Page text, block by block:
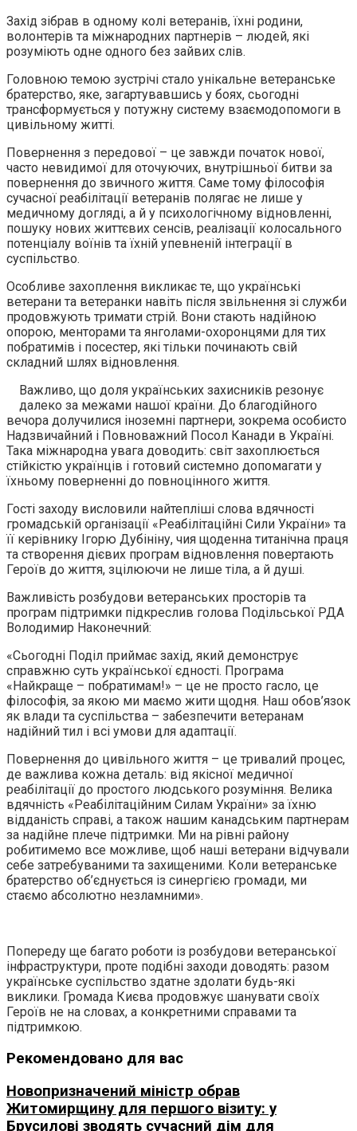
Захід зібрав в одному колі ветеранів, їхні родини,
волонтерів та міжнародних партнерів – людей, які
розуміють одне одного без зайвих слів.
Головною темою зустрічі стало унікальне ветеранське
братерство, яке, загартувавшись у боях, сьогодні
трансформується у потужну систему взаємодопомоги в
цивільному житті.
Повернення з передової – це завжди початок нової,
часто невидимої для оточуючих, внутрішньої битви за
повернення до звичного життя. Саме тому філософія
сучасної реабілітації ветеранів полягає не лише у
медичному догляді, а й у психологічному відновленні,
пошуку нових життєвих сенсів, реалізації колосального
потенціалу воїнів та їхній упевненій інтеграції в
суспільство.
Особливе захоплення викликає те, що українські
ветерани та ветеранки навіть після звільнення зі служби
продовжують тримати стрій. Вони стають надійною
опорою, менторами та янголами-охоронцями для тих
побратимів і посестер, які тільки починають свій
складний шлях відновлення.
Важливо, що доля українських захисників резонує
далеко за межами нашої країни. До благодійного
вечора долучилися іноземні партнери, зокрема особисто
Надзвичайний і Повноважний Посол Канади в Україні.
Така міжнародна увага доводить: світ захоплюється
стійкістю українців і готовий системно допомагати у
їхньому поверненні до повноцінного життя.
Гості заходу висловили найтепліші слова вдячності
громадській організації «Реабілітаційні Сили України» та
її керівнику Ігорю Дубініну, чия щоденна титанічна праця
та створення дієвих програм відновлення повертають
Героїв до життя, зцілюючи не лише тіла, а й душі.
Важливість розбудови ветеранських просторів та
програм підтримки підкреслив голова Подільської РДА
Володимир Наконечний:
«Сьогодні Поділ приймає захід, який демонструє
справжню суть української єдності. Програма
«Найкраще – побратимам!» – це не просто гасло, це
філософія, за якою ми маємо жити щодня. Наш обов’язок
як влади та суспільства – забезпечити ветеранам
надійний тил і всі умови для адаптації.
Повернення до цивільного життя – це тривалий процес,
де важлива кожна деталь: від якісної медичної
реабілітації до простого людського розуміння. Велика
вдячність «Реабілітаційним Силам України» за їхню
відданість справі, а також нашим канадським партнерам
за надійне плече підтримки. Ми на рівні району
робитимемо все можливе, щоб наші ветерани відчували
себе затребуваними та захищеними. Коли ветеранське
братерство об’єднується із синергією громади, ми
стаємо абсолютно незламними».
Попереду ще багато роботи із розбудови ветеранської
інфраструктури, проте подібні заходи доводять: разом
українське суспільство здатне здолати будь-які
виклики. Громада Києва продовжує шанувати своїх
Героїв не на словах, а конкретними справами та
підтримкою.
Рекомендовано для вас
Новопризначений міністр обрав
Житомирщину для першого візиту: у
Брусилові зводять сучасний дім для